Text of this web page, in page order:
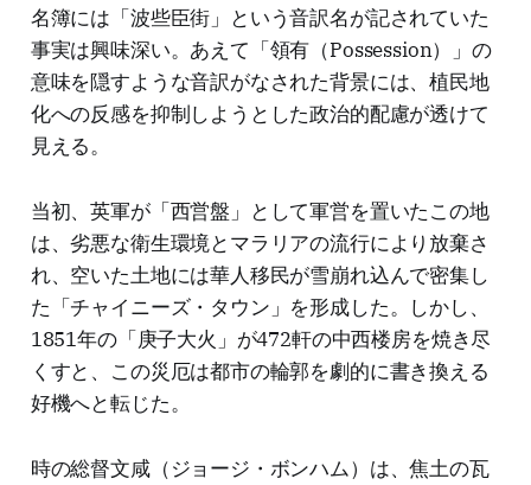
名簿には「波些臣街」という音訳名が記されていた
事実は興味深い。あえて「領有（Possession）」の
意味を隠すような音訳がなされた背景には、植民地
化への反感を抑制しようとした政治的配慮が透けて
見える。
当初、英軍が「西営盤」として軍営を置いたこの地
は、劣悪な衛生環境とマラリアの流行により放棄さ
れ、空いた土地には華人移民が雪崩れ込んで密集し
た「チャイニーズ・タウン」を形成した。しかし、
1851年の「庚子大火」が472軒の中西楼房を焼き尽
くすと、この災厄は都市の輪郭を劇的に書き換える
好機へと転じた。
時の総督文咸（ジョージ・ボンハム）は、焦土の瓦